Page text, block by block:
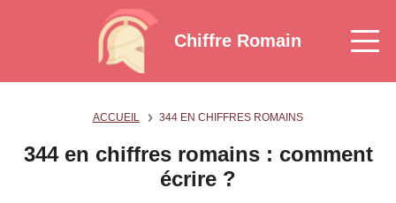
Chiffre Romain
ACCUEIL 344 EN CHIFFRES ROMAINS
344 en chiffres romains : comment
écrire ?